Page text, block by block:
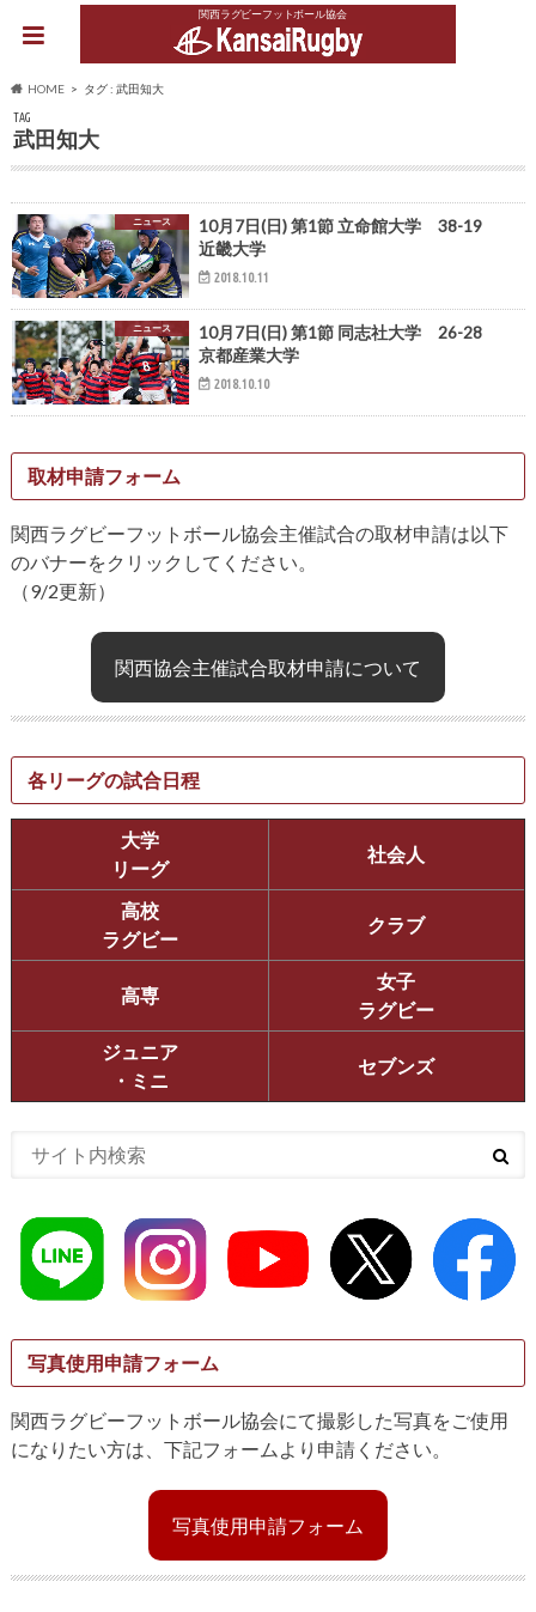
関西ラグビーフットボール協会
HOME タグ : 武田知大
TAG
武田知大
ニュース
10月7日(日) 第1節 立命館大学 38-19
近畿大学
2018.10.11
ニュース
10月7日(日) 第1節 同志社大学 26-28
京都産業大学
2018.10.10
取材申請フォーム
関西ラグビーフットボール協会主催試合の取材申請は以下
のバナーをクリックしてください。
（9/2更新）
関西協会主催試合取材申請について
各リーグの試合日程
大学
リーグ
社会人
高校
ラグビー
クラブ
高専
女子
ラグビー
ジュニア
・ミニ
セブンズ
写真使用申請フォーム
関西ラグビーフットボール協会にて撮影した写真をご使用
になりたい方は、下記フォームより申請ください。
写真使用申請フォーム